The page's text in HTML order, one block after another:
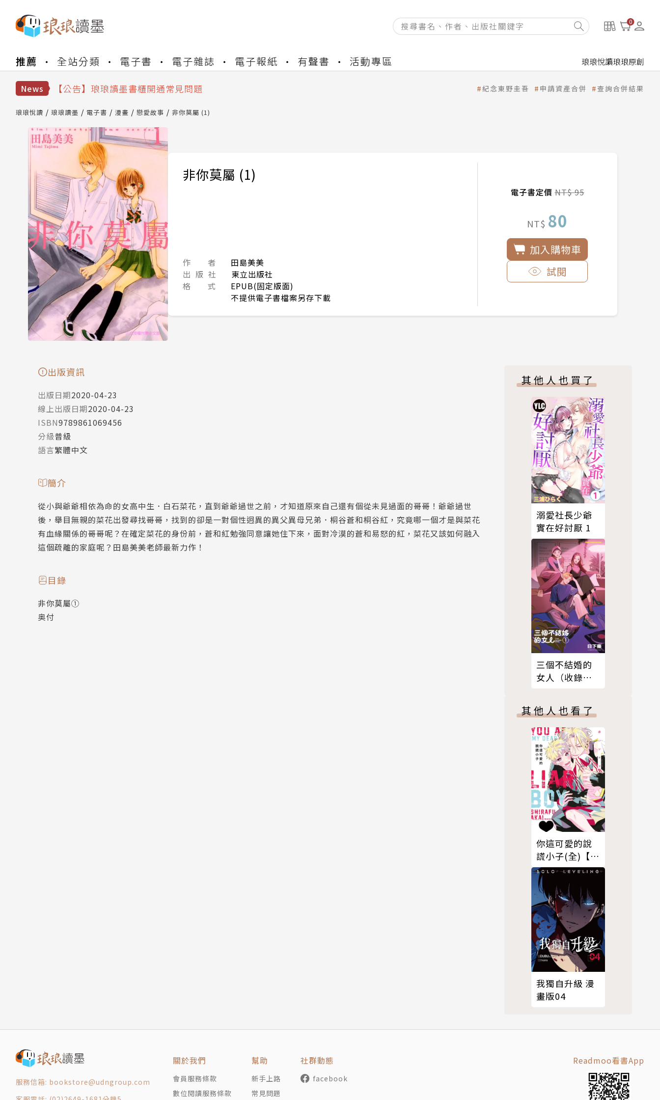
0
推薦 全站分類 電子書 電子雜誌 電子報紙 有聲書 活動專區 琅琅悅讀琅琅原創
News
【公告】琅琅書店服務升級重要說明及資產合併結果查詢
【公告】琅琅讀墨數位閱讀資產合併與書櫃開通申請
【公告】琅琅讀墨 3 分鐘完成書櫃開通與資產合併申請圖文教學
【公告】琅琅讀墨數位閱讀資產合併與書櫃開通申請
紀念東野圭吾 申請資產合併 查詢合併結果
琅琅悅讀 琅琅讀墨 電子書 漫畫 戀愛故事 非你莫屬 (1)
非你莫屬 (1)
作 者
田島美美
出 版 社
東立出版社
格 式
EPUB(固定版面)
不提供電子書檔案另存下載
電子書定價NT$ 95
NT$ 80
加入購物車
試閱
出版資訊
出版日期2020-04-23
線上出版日期2020-04-23
ISBN9789861069456
分級普級
語言繁體中文
簡介
從小與爺爺相依為命的女高中生．白石菜花，直到爺爺過世之前，才知道原來自己還有個從未見過面的哥哥！爺爺過世
後，舉目無親的菜花出發尋找哥哥，找到的卻是一對個性迥異的異父異母兄弟．桐谷蒼和桐谷紅，究竟哪一個才是與菜花
有血緣關係的哥哥呢？在確定菜花的身份前，蒼和紅勉強同意讓她住下來，面對冷漠的蒼和易怒的紅，菜花又該如何融入
這個疏離的家庭呢？田島美美老師最新力作！
目錄
非你莫屬①
奥付
其他人也買了
溺愛社長少爺
實在好討厭 1
三個不結婚的
女人（收錄全
開番外篇）
其他人也看了
你這可愛的說
謊小子(全)【含
電子限定特
典】
我獨自升級 漫
畫版04
服務信箱: bookstore@udngroup.com
關於我們
會員服務條款
數位閱讀服務條款
幫助
新手上路
常見問題
社群動態
facebook
Readmoo看書App